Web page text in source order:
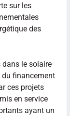
sur les
des
dans le solaire
du financement
ces projets
en service
ayant un